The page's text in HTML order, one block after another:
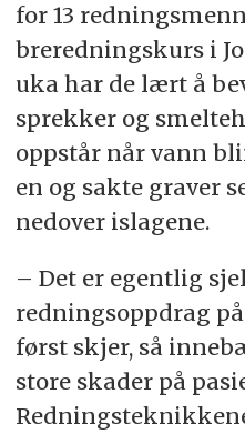
for 13
breredningskurs i
uka har de lært å
sprekker og
oppstår når vann
en og sakte graver
nedover islagene.
– Det er egentlig
redningsoppdrag
først skjer, så
store skader på